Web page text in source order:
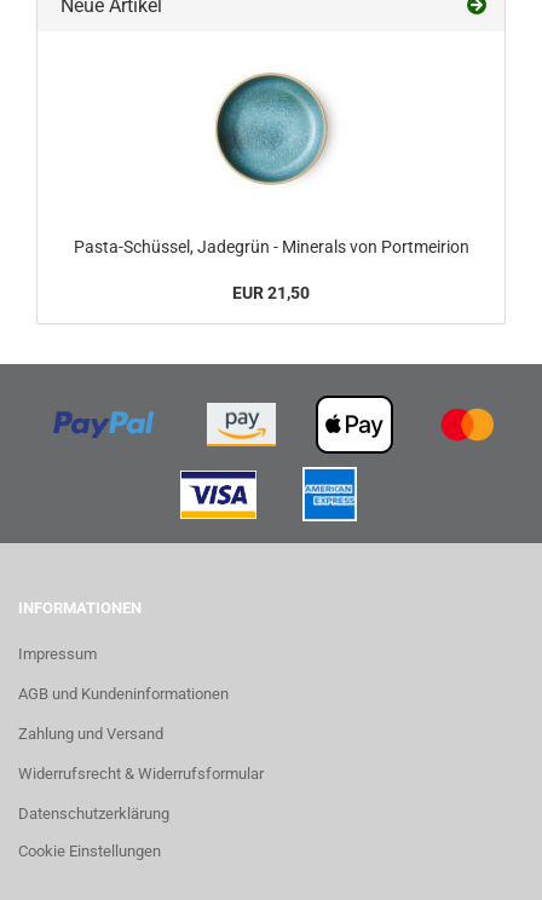
Neue Artikel
Pasta-Schüssel, Jadegrün - Minerals von Portmeirion
EUR 21,50
INFORMATIONEN
Impressum
AGB und Kundeninformationen
Zahlung und Versand
Widerrufsrecht & Widerrufsformular
Datenschutzerklärung
Cookie Einstellungen